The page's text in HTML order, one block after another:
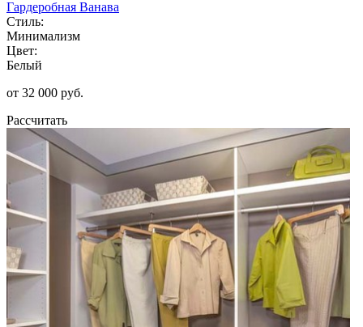
Гардеробная Ванава
Стиль:
Минимализм
Цвет:
Белый
от 32 000 руб.
Рассчитать